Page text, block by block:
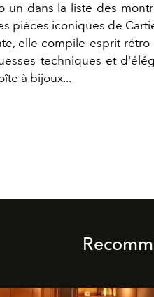
un dans la liste des
pièces iconiques de
elle compile esprit
techniques et
à bijoux...